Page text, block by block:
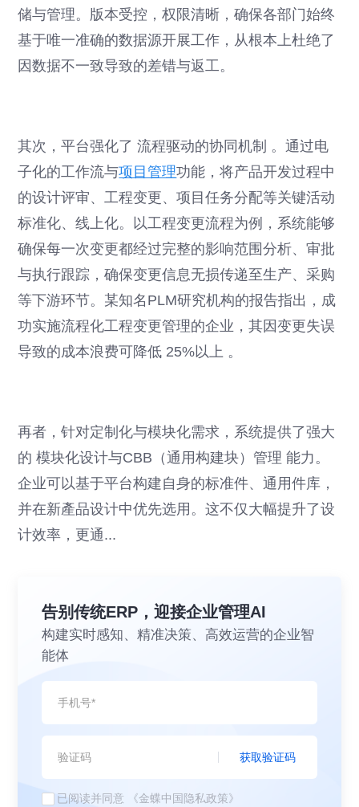
储与管理。版本受控，权限清晰，确保各部门始终
基于唯一准确的数据源开展工作，从根本上杜绝了
因数据不一致导致的差错与返工。
其次，平台强化了 流程驱动的协同机制 。通过电
子化的工作流与项目管理功能，将产品开发过程中
的设计评审、工程变更、项目任务分配等关键活动
标准化、线上化。以工程变更流程为例，系统能够
确保每一次变更都经过完整的影响范围分析、审批
与执行跟踪，确保变更信息无损传递至生产、采购
等下游环节。某知名PLM研究机构的报告指出，成
功实施流程化工程变更管理的企业，其因变更失误
导致的成本浪费可降低 25%以上 。
再者，针对定制化与模块化需求，系统提供了强大
的 模块化设计与CBB（通用构建块）管理 能力。
企业可以基于平台构建自身的标准件、通用件库，
并在新產品设计中优先选用。这不仅大幅提升了设
计效率，更通...
告别传统ERP，迎接企业管理AI
构建实时感知、精准决策、高效运营的企业智
能体
获取验证码
已阅读并同意 《金蝶中国隐私政策》